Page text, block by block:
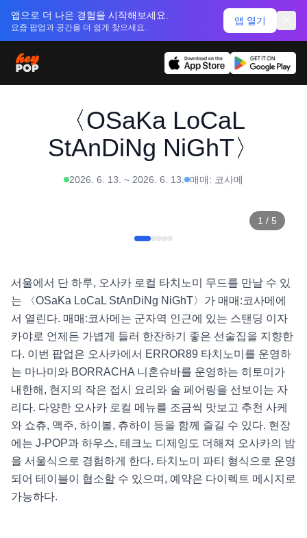
앱으로 더 나은 경험을 시작해보세요.
요즘 팝업과 공간을 더 쉽게 찾으세요.
앱 열기
〈OSaKa LoCaL
StAnDiNg NiGhT〉
2026. 6. 13. ~ 2026. 6. 13. 매매: 코사메
1 / 5
서울에서 단 하루, 오사카 로컬 타치노미 무드를 만날 수 있
는 〈OSaKa LoCaL StAnDiNg NiGhT〉가 매매:코사메에
서 열린다. 매매:코사메는 군자역 인근에 있는 스탠딩 이자
카야로 언제든 가볍게 들러 한잔하기 좋은 선술집을 지향한
다. 이번 팝업은 오사카에서 ERROR89 타치노미를 운영하
는 마나미와 BORRACHA 니혼슈바를 운영하는 히토미가
내한해, 현지의 작은 접시 요리와 술 페어링을 선보이는 자
리다. 다양한 오사카 로컬 메뉴를 조금씩 맛보고 추천 사케
와 쇼츄, 맥주, 하이볼, 츄하이 등을 함께 즐길 수 있다. 현장
에는 J-POP과 하우스, 테크노 디제잉도 더해져 오사카의 밤
을 서울식으로 경험하게 한다. 타치노미 파티 형식으로 운영
되어 테이블이 협소할 수 있으며, 예약은 다이렉트 메시지로
가능하다.